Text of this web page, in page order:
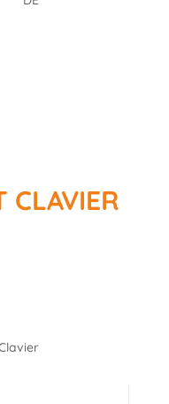
CLAVIER